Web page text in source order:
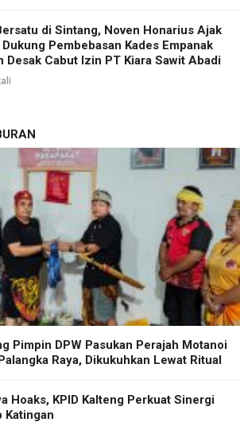
di Sintang, Noven Honarius Ajak
Pembebasan Kades Empanak
Desak Cabut Izin PT Kiara Sawit Abadi
Pimpin DPW Pasukan Perajah Motanoi
Raya, Dikukuhkan Lewat Ritual
Hoaks, KPID Kalteng Perkuat Sinergi
Katingan